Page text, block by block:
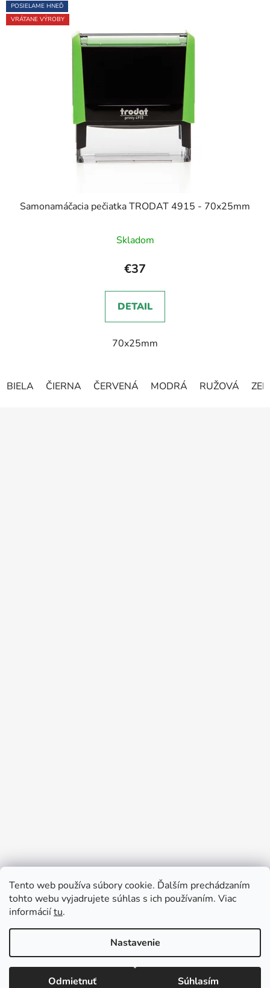
Tento web používa súbory cookie. Ďalším prechádzaním
tohto webu vyjadrujete súhlas s ich používaním. Viac
informáciítu.
Nastavenie
Odmietnuť Súhlasím
SKRYTÉ PRÍPLATKY - CENY SÚ KONEČNÉ ★
Expedujeme DENNE - ZĽAVY UŽ OD DVOCH KUSOV
POSIELAME HNEĎ
VRÁTANE VÝROBY
Samonamáčacia pečiatka TRODAT 4915 - 70x25mm
Skladom
€37
DETAIL
70x25mm
BIELA ČIERNA ČERVENÁ MODRÁ RUŽOVÁ
Vytvoril Shoptet
Copyright 2026Pečiatková pohotovosť - najlacnejsie
pečiatky. Všetky práva vyhradené. Upraviť nastavenie